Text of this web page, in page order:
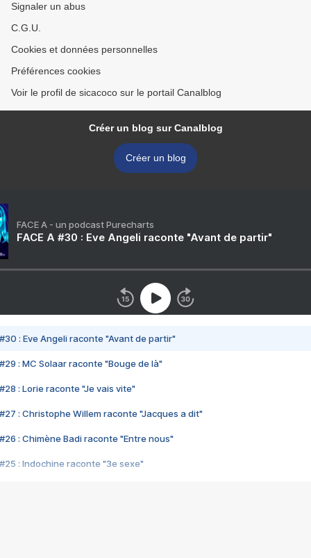
Signaler un abus
C.G.U.
Cookies et données personnelles
Préférences cookies
Voir le profil de sicacoco sur le portail Canalblog
Créer un blog sur Canalblog
Créer un blog
FACE A - un podcast Purecharts
FACE A #30 : Eve Angeli raconte "Avant de partir"
#30 : Eve Angeli raconte "Avant de partir"
#29 : MC Solaar raconte "Bouge de là"
#28 : Lorie raconte "Je vais vite"
#27 : Christophe Willem raconte "Jacques a dit"
#26 : Chimène Badi raconte "Entre nous"
#25 : Indochine raconte "3e sexe"